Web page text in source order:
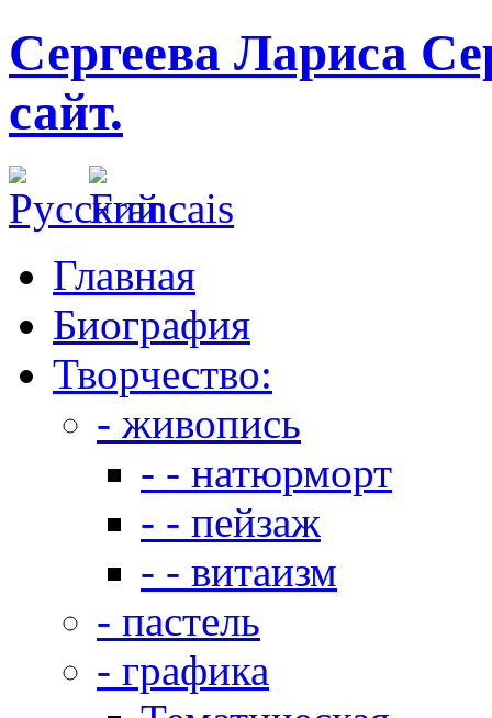
Сергеева Лариса
сайт.
Главная
Биография
Творчество:
- живопись
- - натюрморт
- - пейзаж
- - витаизм
- пастель
- графика